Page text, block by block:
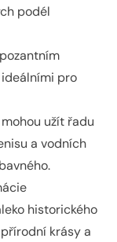
podél
pro
užít řadu
a vodních
historického
krásy a